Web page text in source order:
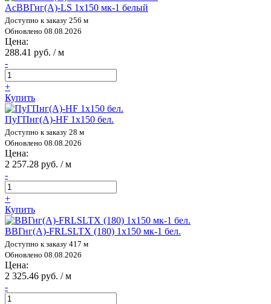
АсВВГнг(А)-LS 1х150 мк-1 белый
Доступно к заказу 256 м
Обновлено 08.08.2026
Цена:
288.41 руб. / м
-
+
Купить
ПуГПнг(А)-HF 1х150 бел.
Доступно к заказу 28 м
Обновлено 08.08.2026
Цена:
2 257.28 руб. / м
-
+
Купить
ВВГнг(А)-FRLSLTX (180) 1х150 мк-1 бел.
Доступно к заказу 417 м
Обновлено 08.08.2026
Цена:
2 325.46 руб. / м
-